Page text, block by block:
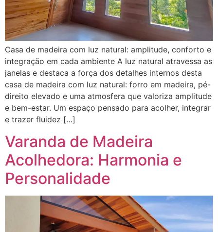
Casa de madeira com luz natural: amplitude, conforto e
integração em cada ambiente A luz natural atravessa as
janelas e destaca a força dos detalhes internos desta
casa de madeira com luz natural: forro em madeira, pé-
direito elevado e uma atmosfera que valoriza amplitude
e bem-estar. Um espaço pensado para acolher, integrar
e trazer fluidez […]
Varanda de Madeira
Acolhedora: Harmonia e
Personalidade